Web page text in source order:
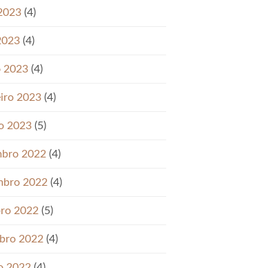
(4)
(4)
2023 (4)
2023 (4)
2023 (5)
2022 (4)
2022 (4)
2022 (5)
2022 (4)